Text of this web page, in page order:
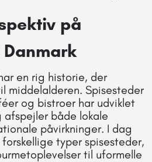
på
en rig historie, der
middelalderen. Spisesteder
og bistroer har udviklet
både lokale
påvirkninger. I dag
typer spisesteder,
til uformelle